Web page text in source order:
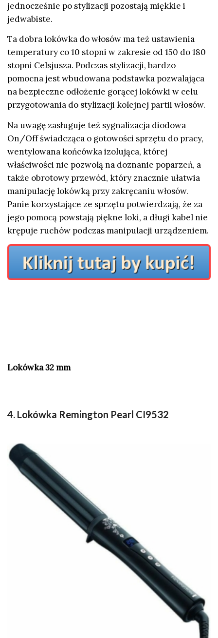
jednocześnie po stylizacji pozostają miękkie i
jedwabiste.
Ta dobra lokówka do włosów ma też ustawienia
temperatury co 10 stopni w zakresie od 150 do 180
stopni Celsjusza. Podczas stylizacji, bardzo
pomocna jest wbudowana podstawka pozwalająca
na bezpieczne odłożenie gorącej lokówki w celu
przygotowania do stylizacji kolejnej partii włosów.
Na uwagę zasługuje też sygnalizacja diodowa
On/Off świadcząca o gotowości sprzętu do pracy,
wentylowana końcówka izolująca, której
właściwości nie pozwolą na doznanie poparzeń, a
także obrotowy przewód, który znacznie ułatwia
manipulację lokówką przy zakręcaniu włosów.
Panie korzystające ze sprzętu potwierdzają, że za
jego pomocą powstają piękne loki, a długi kabel nie
krępuje ruchów podczas manipulacji urządzeniem.
Lokówka 32 mm
4. Lokówka Remington Pearl CI9532